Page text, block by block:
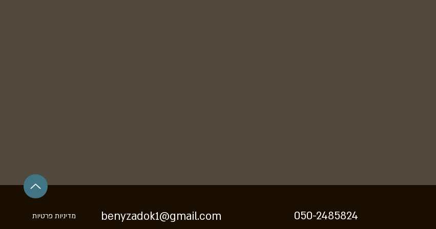
מדיניות פרטיות benyzadok1@gmail.com 050-2485824